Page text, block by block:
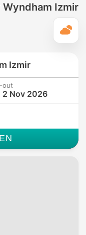
Wyndham Izmir
Izmir
out
2 Nov 2026